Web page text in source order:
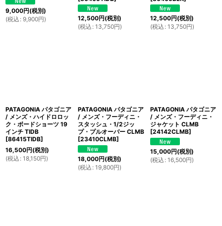
9,000円(税別)
(税込 : 9,900円) 12,500円(税別)
(税込 : 13,750円)
12,500円(税別)
(税込 : 13,750円)
PATAGONIA パタゴニア
/ メンズ・ハイドロロッ
ク・ボードショーツ 19
インチ TIDB
[86415TIDB]
16,500円(税別)
(税込 : 18,150円)
PATAGONIA パタゴニア
/ メンズ・フーディニ・
スタッシュ・1/2ジッ
プ・プルオーバー CLMB
[23410CLMB]
18,000円(税別)
(税込 : 19,800円)
PATAGONIA パタゴニア
/ メンズ・フーディニ・
ジャケット CLMB
[24142CLMB]
15,000円(税別)
(税込 : 16,500円)